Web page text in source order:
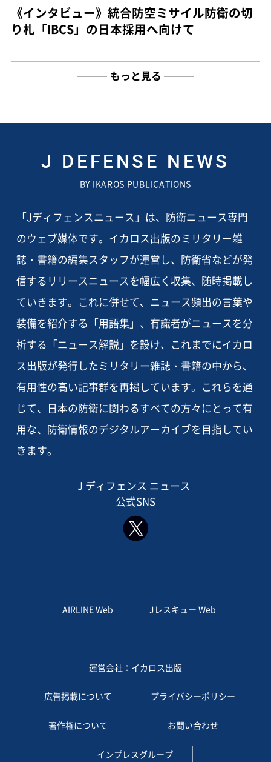
《インタビュー》統合防空ミサイル防衛の切
り札「IBCS」の日本採用へ向けて
もっと見る
J DEFENSE NEWS
BY IKAROS PUBLICATIONS
「Jディフェンスニュース」は、防衛ニュース専門
のウェブ媒体です。イカロス出版のミリタリー雑
誌・書籍の編集スタッフが運営し、防衛省などが発
信するリリースニュースを幅広く収集、随時掲載し
ていきます。これに併せて、ニュース頻出の言葉や
装備を紹介する「用語集」、有識者がニュースを分
析する「ニュース解説」を設け、これまでにイカロ
ス出版が発行したミリタリー雑誌・書籍の中から、
有用性の高い記事群を再掲しています。これらを通
じて、日本の防衛に関わるすべての方々にとって有
用な、防衛情報のデジタルアーカイブを目指してい
きます。
J ディフェンス ニュース
公式SNS
AIRLINE Web Jレスキュー Web
運営会社：イカロス出版
広告掲載について プライバシーポリシー
著作権について お問い合わせ
インプレスグループ